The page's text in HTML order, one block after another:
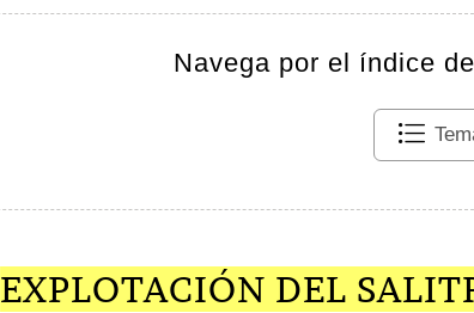
Navega por el índice
EXPLOTACIÓN DEL